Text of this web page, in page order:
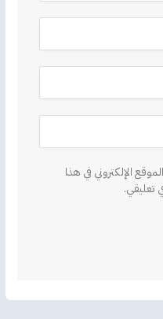
الإلكتروني في هذا
تعليقي.